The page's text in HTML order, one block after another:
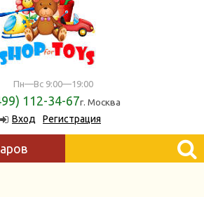
Пн—Вс 9:00—19:00
112-34-67г. Москва
Вход
Регистрация